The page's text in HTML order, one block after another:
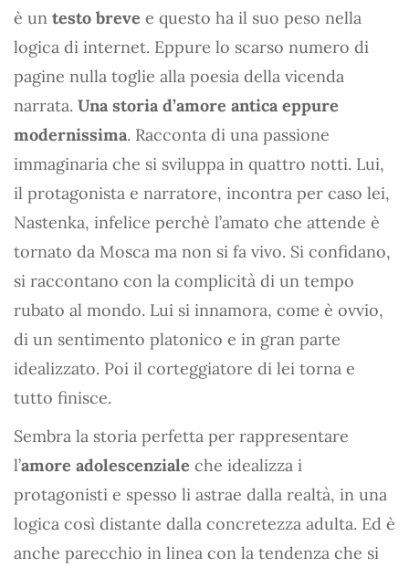
è un testo breve e questo ha il suo peso nella
logica di internet. Eppure lo scarso numero di
pagine nulla toglie alla poesia della vicenda
narrata. Una storia d’amore antica eppure
modernissima. Racconta di una passione
immaginaria che si sviluppa in quattro notti. Lui,
il protagonista e narratore, incontra per caso lei,
Nastenka, infelice perchè l’amato che attende è
tornato da Mosca ma non si fa vivo. Si confidano,
si raccontano con la complicità di un tempo
rubato al mondo. Lui si innamora, come è ovvio,
di un sentimento platonico e in gran parte
idealizzato. Poi il corteggiatore di lei torna e
tutto finisce.
Sembra la storia perfetta per rappresentare
l’amore adolescenziale che idealizza i
protagonisti e spesso li astrae dalla realtà, in una
logica così distante dalla concretezza adulta. Ed è
anche parecchio in linea con la tendenza che si